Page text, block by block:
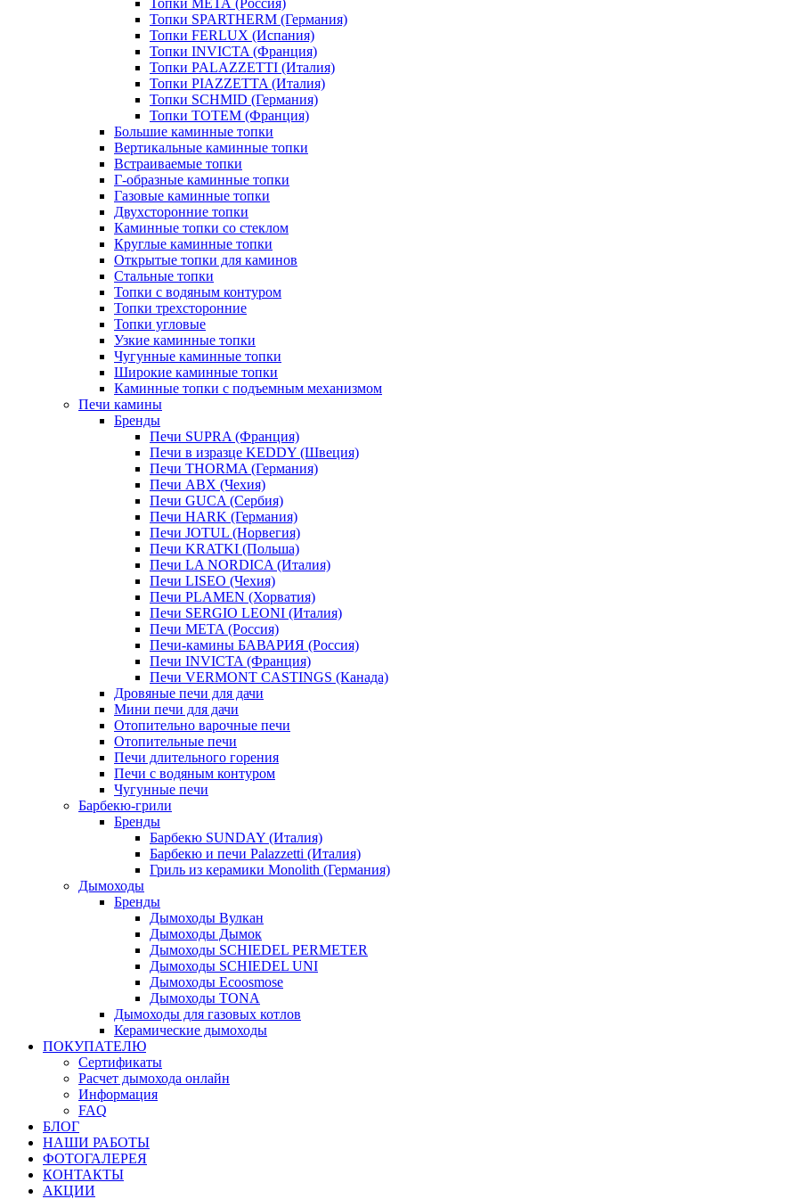
Топки МЕТА (Россия)
Топки SPARTHERM (Германия)
Топки FERLUX (Испания)
Топки INVICTA (Франция)
Топки PALAZZETTI (Италия)
Топки PIAZZETTA (Италия)
Топки SCHMID (Германия)
Топки TOTEM (Франция)
Большие каминные топки
Вертикальные каминные топки
Встраиваемые топки
Г-образные каминные топки
Газовые каминные топки
Двухсторонние топки
Каминные топки со стеклом
Круглые каминные топки
Открытые топки для каминов
Стальные топки
Топки с водяным контуром
Топки трехсторонние
Топки угловые
Узкие каминные топки
Чугунные каминные топки
Широкие каминные топки
Каминные топки с подъемным механизмом
Печи камины
Бренды
Печи SUPRA (Франция)
Печи в изразце KEDDY (Швеция)
Печи THORMA (Германия)
Печи ABX (Чехия)
Печи GUCA (Сербия)
Печи HARK (Германия)
Печи JOTUL (Норвегия)
Печи KRATKI (Польша)
Печи LA NORDICA (Италия)
Печи LISEO (Чехия)
Печи PLAMEN (Хорватия)
Печи SERGIO LEONI (Италия)
Печи META (Россия)
Печи-камины БАВАРИЯ (Россия)
Печи INVICTA (Франция)
Печи VERMONT CASTINGS (Канада)
Дровяные печи для дачи
Мини печи для дачи
Отопительно варочные печи
Отопительные печи
Печи длительного горения
Печи с водяным контуром
Чугунные печи
Барбекю-грили
Бренды
Барбекю SUNDAY (Италия)
Барбекю и печи Palazzetti (Италия)
Гриль из керамики Monolith (Германия)
Дымоходы
Бренды
Дымоходы Вулкан
Дымоходы Дымок
Дымоходы SCHIEDEL PERMETER
Дымоходы SCHIEDEL UNI
Дымоходы Ecoosmose
Дымоходы TONA
Дымоходы для газовых котлов
Керамические дымоходы
ПОКУПАТЕЛЮ
Сертификаты
Расчет дымохода онлайн
Информация
FAQ
БЛОГ
НАШИ РАБОТЫ
ФОТОГАЛЕРЕЯ
КОНТАКТЫ
АКЦИИ